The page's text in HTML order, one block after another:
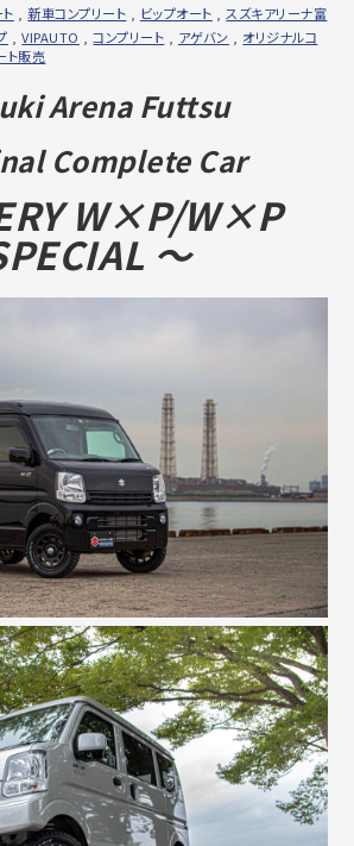
,新車コンプリート ビップオート
スズキアリーナ富
,VIPAUTO ,コンプリート アゲバン
オリジナルコ
ト販売
Arena Futtsu
Complete Car
W×P/W×P
～